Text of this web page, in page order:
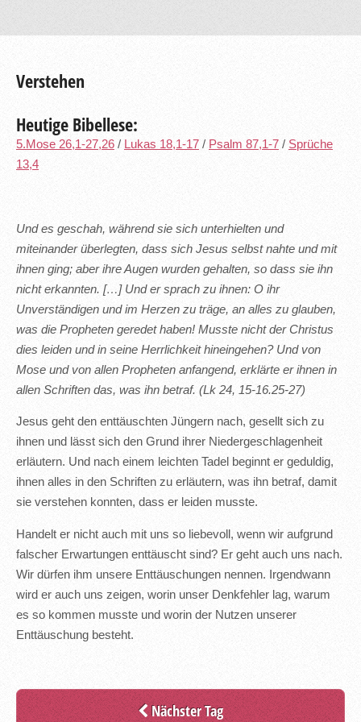
Verstehen
Heutige Bibellese:
5.Mose 26,1-27,26 / Lukas 18,1-17 / Psalm 87,1-7 / Sprüche
13,4
Und es geschah, während sie sich unterhielten und
miteinander überlegten, dass sich Jesus selbst nahte und mit
ihnen ging; aber ihre Augen wurden gehalten, so dass sie ihn
nicht erkannten. […] Und er sprach zu ihnen: O ihr
Unverständigen und im Herzen zu träge, an alles zu glauben,
was die Propheten geredet haben! Musste nicht der Christus
dies leiden und in seine Herrlichkeit hineingehen? Und von
Mose und von allen Propheten anfangend, erklärte er ihnen in
allen Schriften das, was ihn betraf. (Lk 24, 15-16.25-27)
Jesus geht den enttäuschten Jüngern nach, gesellt sich zu
ihnen und lässt sich den Grund ihrer Niedergeschlagenheit
erläutern. Und nach einem leichten Tadel beginnt er geduldig,
ihnen alles in den Schriften zu erläutern, was ihn betraf, damit
sie verstehen konnten, dass er leiden musste.
Handelt er nicht auch mit uns so liebevoll, wenn wir aufgrund
falscher Erwartungen enttäuscht sind? Er geht auch uns nach.
Wir dürfen ihm unsere Enttäuschungen nennen. Irgendwann
wird er auch uns zeigen, worin unser Denkfehler lag, warum
es so kommen musste und worin der Nutzen unserer
Enttäuschung besteht.
Nächster Tag